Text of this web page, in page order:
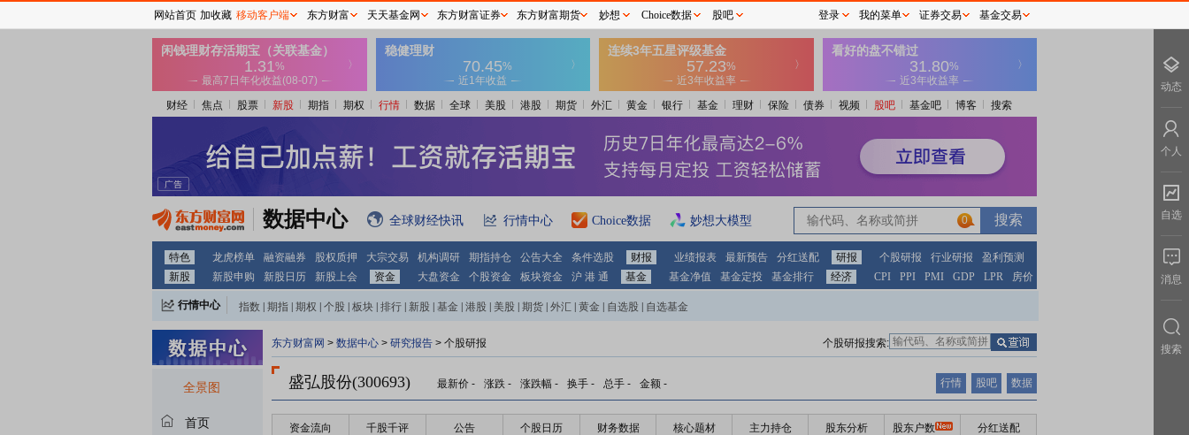
财经 焦点 股票 新股 期指 期权 行情 数据 全球 美股 港股 期货 外汇 黄金 银行 基金 理财 保险 债券 视频 股吧 基金吧 博客 搜索
数据中心 全球财经快讯 行情中心 Choice数据 妙想大模型 0
特色 龙虎榜单 融资融券 股权质押 大宗交易 机构调研 期指持仓 公告大全 条件选股 财报 业绩报表 最新预告 分红送配 研报 个股研报 行业研报
盈利预测
新股
新股申购 新股日历 新股上会 资金 大盘资金 个股资金 板块资金 沪 港 通 基金 基金净值 基金定投 基金排行 经济 CPI PPI PMI GDP LPR 房价
行情中心 指数 期指 期权 个股 板块 排行 新股 基金 港股 美股 期货 外汇 黄金 自选股 自选基金
全景图
首页
东方财富网 > 数据中心 > 研究报告 > 个股研报 个股研报搜索:
盛弘股份(300693) 最新价 - 涨跌 - 涨跌幅 - 换手 - 总手 - 金额 - 行情 股吧 数据
资金流向 千股千评 公告 个股日历 财务数据 核心题材 主力持仓 股东分析 股东户数 分红送配
网站首页 加收藏 移动客户端 东方财富 天天基金网 东方财富证券 东方财富期货 妙想 Choice数据 股吧 登录 我的菜单 证券交易 基金交易
动态
个人
自选
消息
搜索